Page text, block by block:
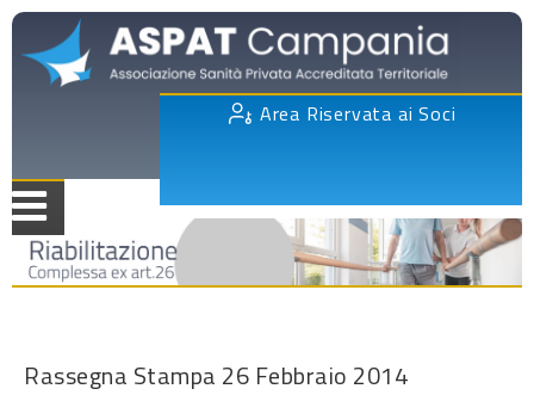
Area Riservata ai Soci
Rassegna Stampa 26 Febbraio 2014